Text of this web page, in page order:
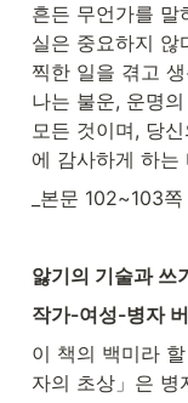
흔든 무언가를 말
실은 중요하지 않
찍한 일을 겪고
나는 불운, 운명
모든 것이며, 당
에 감사하게 하는
_본문 102~103
앓기의 기술과 쓰
작가-여성-병자
이 책의 백미라
자의 초상」은 병